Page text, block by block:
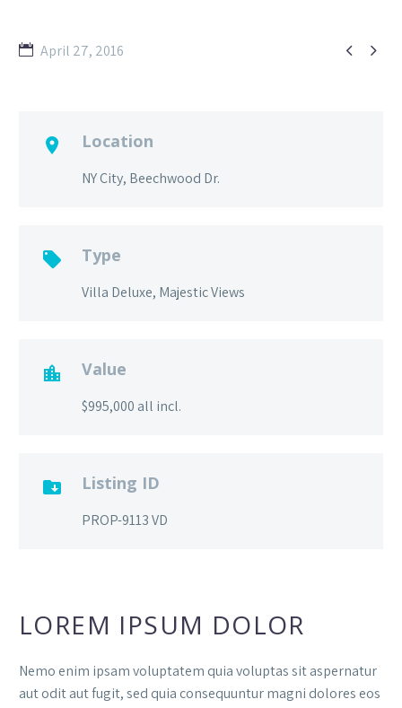
 
April 27, 2016
 Location
NY City, Beechwood Dr.
 Type
Villa Deluxe, Majestic Views
 Value
$995,000 all incl.
 Listing ID
PROP-9113 VD
LOREM IPSUM DOLOR
Nemo enim ipsam voluptatem quia voluptas sit aspernatur
aut odit aut fugit, sed quia consequuntur magni dolores eos